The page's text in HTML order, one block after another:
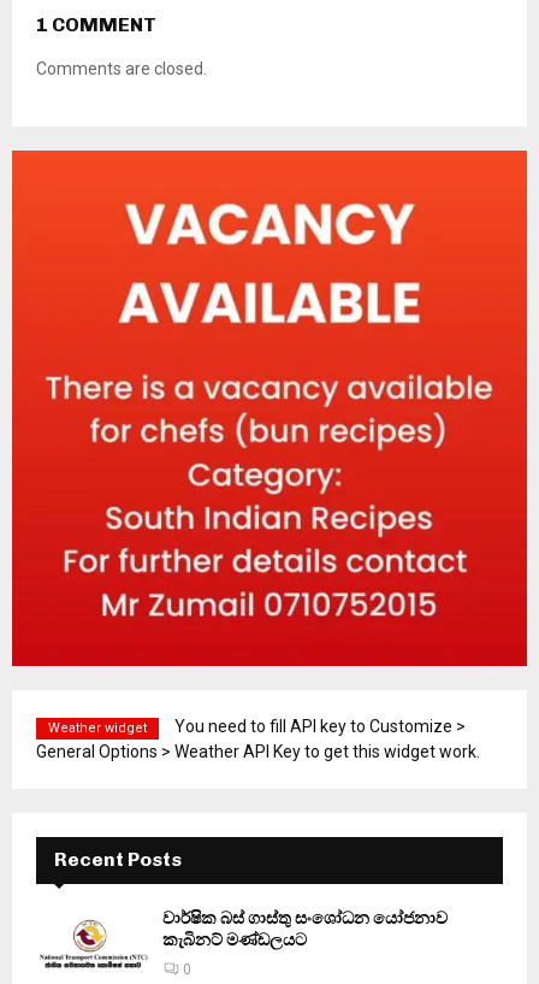
1 COMMENT
Comments are closed.
Weather widget
You need to fill API key to Customize >
General Options > Weather API Key to get this widget work.
Recent Posts
වාර්ෂික බස් ගාස්තු සංශෝධන යෝජනාව
කැබිනට් මණ්ඩලයට
0